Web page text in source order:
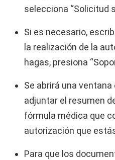
selecciona “Solicitud
Si es necesario,
la realización de la
hagas, presiona
Se abrirá una
adjuntar el resumen
fórmula médica que
autorización que
Para que los